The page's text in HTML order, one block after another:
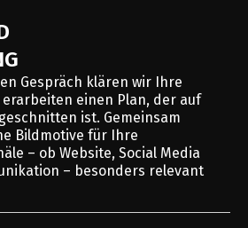
Gespräch klären wir Ihre
einen Plan, der auf
ist. Gemeinsam
Bildmotive für Ihre
– ob Website, Social Media
– besonders relevant